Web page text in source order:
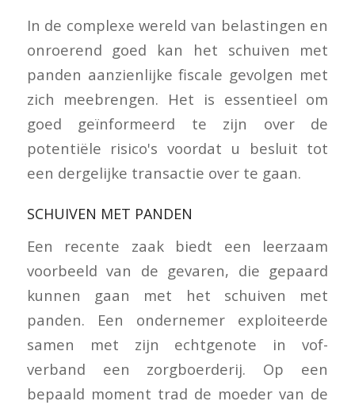
In de complexe wereld van belastingen en
onroerend goed kan het schuiven met
panden aanzienlijke fiscale gevolgen met
zich meebrengen. Het is essentieel om
goed geïnformeerd te zijn over de
potentiële risico's voordat u besluit tot
een dergelijke transactie over te gaan.
SCHUIVEN MET PANDEN
Een recente zaak biedt een leerzaam
voorbeeld van de gevaren, die gepaard
kunnen gaan met het schuiven met
panden. Een ondernemer exploiteerde
samen met zijn echtgenote in vof-
verband een zorgboerderij. Op een
bepaald moment trad de moeder van de